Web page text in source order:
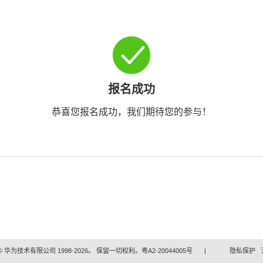
报名成功
恭喜您报名成功，我们期待您的参与！
华为技术有限公司 1998-2026。 保留一切权利。粤A2-20044005号 | 隐私保护